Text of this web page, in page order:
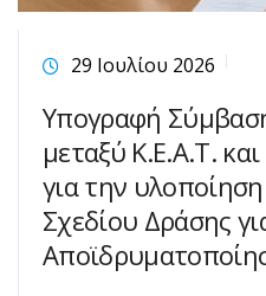
29 Ιουλίου 2026
Υπογραφή
μεταξύ Κ.Ε.Α.Τ.
για την
Σχεδίου Δράσης